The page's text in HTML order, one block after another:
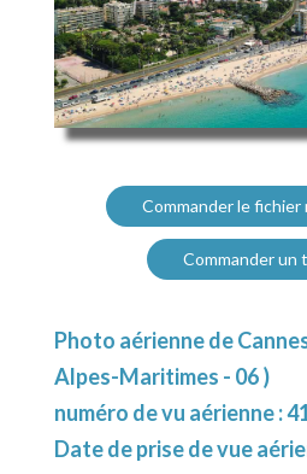
Commander le fichier
Commander un
Photo aérienne de
Alpes-Maritimes - 06 )
numéro de vu aérienne :
Date de prise de vue